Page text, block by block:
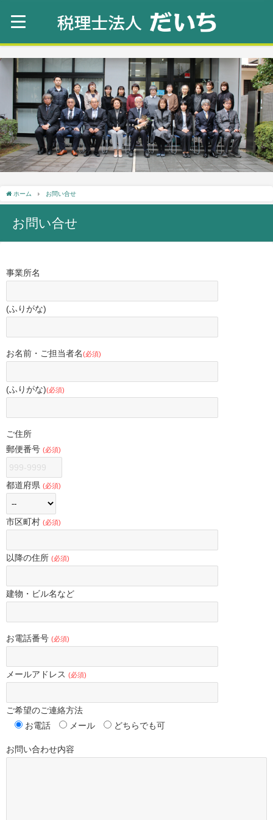
ホーム お問い合せ
お問い合せ
事業所名
(ふりがな)
お名前・ご担当者名(必須)
(ふりがな)(必須)
ご住所
郵便番号 (必須)
都道府県 (必須)
市区町村 (必須)
以降の住所 (必須)
建物・ビル名など
お電話番号 (必須)
メールアドレス (必須)
ご希望のご連絡方法
お電話
メール どちらでも可
お問い合わせ内容